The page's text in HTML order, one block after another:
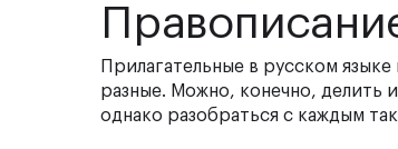
Прилагательные в русском
разные. Можно, конечно, делить
однако разобраться с каждым